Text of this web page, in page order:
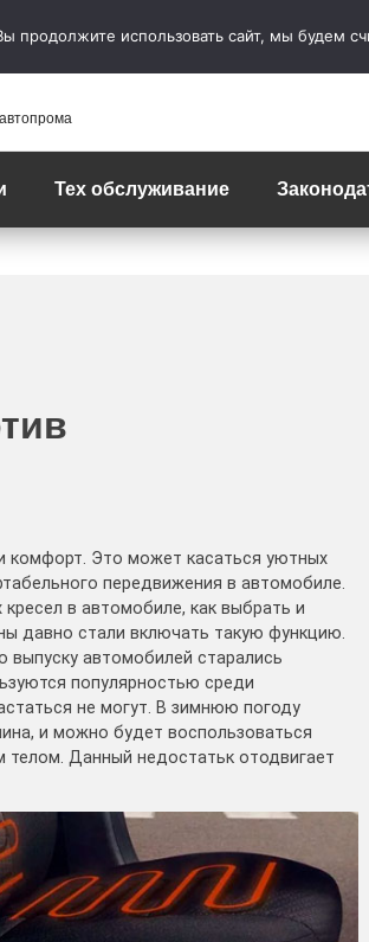
Тех обслуживание
комфорт. Это может касаться уютных
передвижения в автомобиле.
в автомобиле, как выбрать и
давно стали включать такую функцию.
автомобилей старались
популярностью среди
не могут. В зимнюю погоду
и можно будет воспользоваться
телом. Данный недостатьк отодвигает
использовать сайт, мы будем